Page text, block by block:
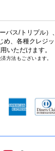
パス/トリプル）
め、各種クレジ
いただけます。
方法もございます。